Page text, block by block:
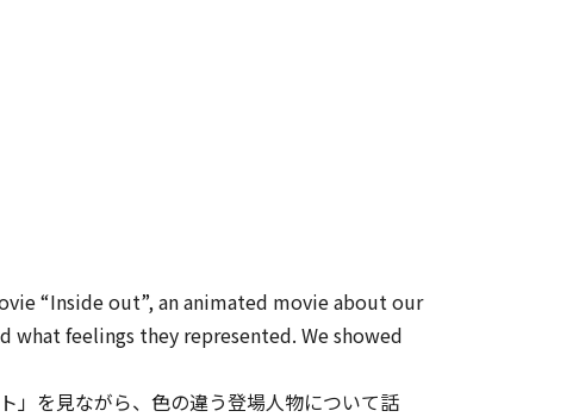
“Inside out”, an animated movie about our
feelings they represented. We showed
」を見ながら、色の違う登場人物について話